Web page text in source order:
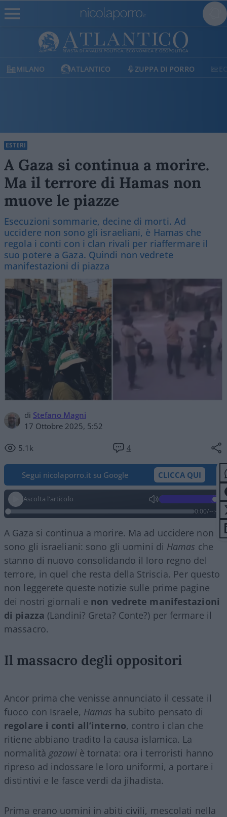
MILANO ATLANTICO ZUPPA DI PORRO
ESTERI
A Gaza si continua a morire.
Ma il terrore di Hamas non
muove le piazze
Esecuzioni sommarie, decine di morti. Ad
uccidere non sono gli israeliani, è Hamas che
regola i conti con i clan rivali per riaffermare il
suo potere a Gaza. Quindi non vedrete
manifestazioni di piazza
di Stefano Magni
17 Ottobre 2025, 5:52
5.1k 4
Segui nicolaporro.it su Google CLICCA QUI
Ascolta l'articolo
0:00/--:--
A Gaza si continua a morire. Ma ad uccidere non
sono gli israeliani: sono gli uomini di Hamas che
stanno di nuovo consolidando il loro regno del
terrore, in quel che resta della Striscia. Per questo
non leggerete queste notizie sulle prime pagine
dei nostri giornali e non vedrete manifestazioni
di piazza (Landini? Greta? Conte?) per fermare il
massacro.
Il massacro degli oppositori
Ancor prima che venisse annunciato il cessate il
fuoco con Israele, Hamas ha subito pensato di
regolare i conti all’interno, contro i clan che
ritiene abbiano tradito la causa islamica. La
normalità gazawiè tornata: ora i terroristi hanno
ripreso ad indossare le loro uniformi, a portare i
distintivi e le fasce verdi da jihadista.
Prima erano uomini in abiti civili, mescolati nella